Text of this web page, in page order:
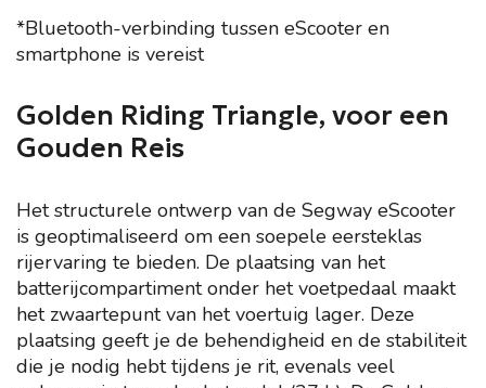
*Bluetooth-verbinding tussen eScooter en
smartphone is vereist
Golden Riding Triangle, voor een
Gouden Reis
Het structurele ontwerp van de Segway eScooter
is geoptimaliseerd om een soepele eersteklas
rijervaring te bieden. De plaatsing van het
batterijcompartiment onder het voetpedaal maakt
het zwaartepunt van het voertuig lager. Deze
plaatsing geeft je de behendigheid en de stabiliteit
die je nodig hebt tijdens je rit, evenals veel